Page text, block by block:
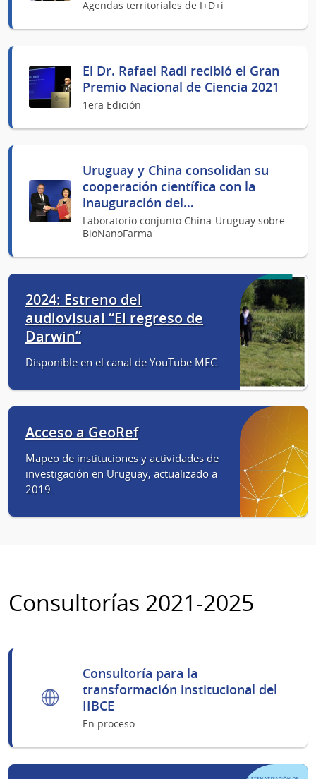
Agendas territoriales de I+D+i
El Dr. Rafael Radi recibió el Gran
Premio Nacional de Ciencia 2021
1era Edición
Uruguay y China consolidan su
cooperación científica con la
inauguración del…
Laboratorio conjunto China-Uruguay sobre
BioNanoFarma
2024: Estreno del
audiovisual “El regreso de
Darwin”
Disponible en el canal de YouTube MEC.
Acceso a GeoRef
Mapeo de instituciones y actividades de
investigación en Uruguay, actualizado a
2019.
Consultorías 2021-2025
Consultoría para la
transformación institucional del
IIBCE
En proceso.